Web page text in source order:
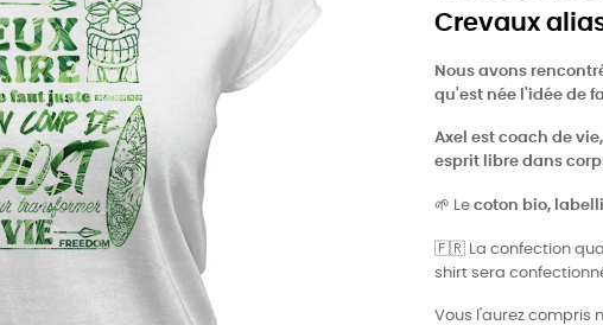
Crevaux
Nous avons
qu'est née l'idée de
Axel est coach de
esprit libre dans
🌱 Le coton bio,
🇫🇷 La confection
shirt sera
Vous l'aurez compris